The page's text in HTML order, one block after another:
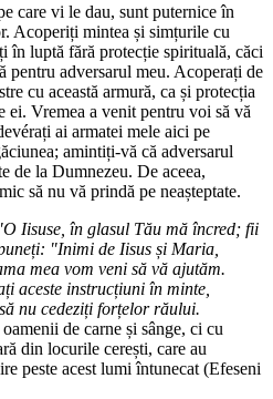
care vi le dau, sunt puternice în
Acoperiți mintea și simțurile cu
în luptă fără protecție spirituală, căci
pentru adversarul meu. Acoperați de
cu această armură, ca și protecția
ei. Vremea a venit pentru voi să vă
ai armatei mele aici pe
amintiți-vă că adversarul
de la Dumnezeu. De aceea,
să nu vă prindă pe neașteptate.
Iisuse, în glasul Tău mă încred; fii
"Inimi de Iisus și Maria,
mea vom veni să vă ajutăm.
aceste instrucțiuni în minte,
nu cedeziți forțelor răului.
de carne și sânge, ci cu
din locurile cerești, care au
peste acest lumi întunecat (Efeseni